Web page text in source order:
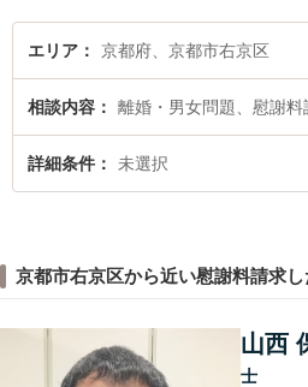
エリア 京都府、京都市右京区
相談内容 離婚・男女問題、慰謝料
詳細条件 未選択
京都市右京区から近い慰謝料請求
山西
士